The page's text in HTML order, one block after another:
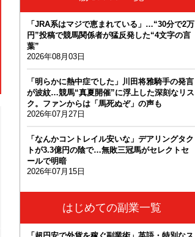
「JRA系はマジで恵まれている」…“30分で2万
円”投稿で競馬関係者が猛反発した“4文字の言
葉”
2026年08月03日
「明らかに熱中症でした」川田将雅騎手の発言
が波紋…競馬“真夏開催”に浮上した深刻なリス
ク。ファンからは「馬死ぬぞ」の声も
2026年07月27日
「なんかコントレイル安いな」デアリングタク
トが3.3億円の陰で…無敗三冠馬がセレクトセ
ールで明暗
2026年07月15日
はじめての副業一覧